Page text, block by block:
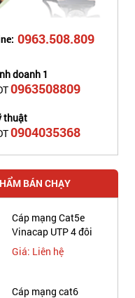
0963.508.809
doanh 1
0963508809
thuật
0904035368
BÁN CHẠY
Cáp mạng Cat5e
Vinacap UTP 4 đôi
Giá: Liên hệ
Cáp mạng cat6